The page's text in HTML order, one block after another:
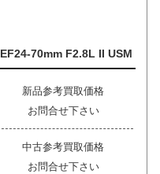
EF24-70mm F2.8L II USM
新品参考買取価格
お問合せ下さい
中古参考買取価格
お問合せ下さい